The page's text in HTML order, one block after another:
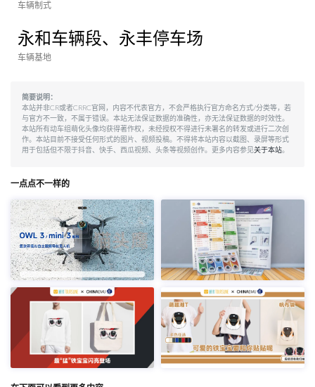
车辆制式
永和车辆段、永丰停车场
车辆基地
简要说明：
本站并非CR或者CRRC官网，内容不代表官方，不会严格执行官方命名方式/分类等，若
与官方不一致，不属于错误。本站无法保证数据的准确性，亦无法保证数据的时效性。
本站所有动车组萌化头像均获得著作权，未经授权不得进行未署名的转发或进行二次创
作。本站目前不接受任何形式的图片、视频投稿。不得将本站内容以截图、录屏等形式
用于包括但不限于抖音、快手、西瓜视频、头条等视频创作。更多内容参见关于本站。
一点点不一样的